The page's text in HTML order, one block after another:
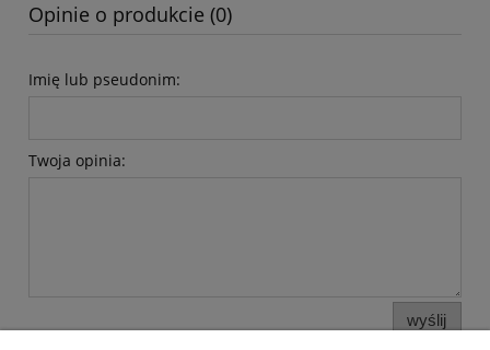
Opinie o produkcie (0)
Imię lub pseudonim:
Twoja opinia:
wyślij